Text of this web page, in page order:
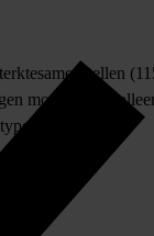
samenstellen
montuur
)